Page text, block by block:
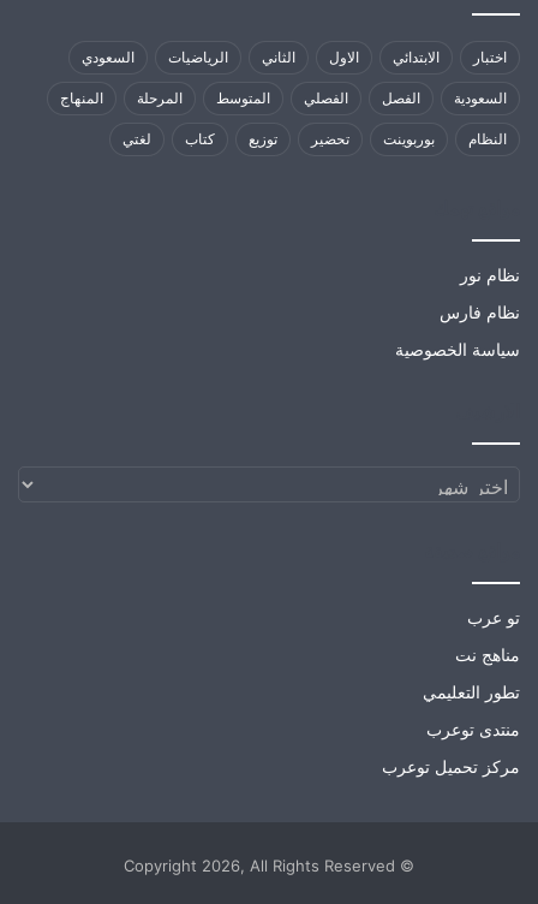
اختبار الابتدائي الاول الثاني الرياضيات السعودي
السعودية الفصل الفصلي المتوسط المرحلة المنهاج
النظام بوربوينت تحضير توزيع كتاب لغتي
نظام نور
نظام فارس
سياسة الخصوصية
الارشيف
تو عرب
مناهج نت
تطور التعليمي
منتدى توعرب
مركز تحميل توعرب
© Copyright 2026, All Rights Reserved